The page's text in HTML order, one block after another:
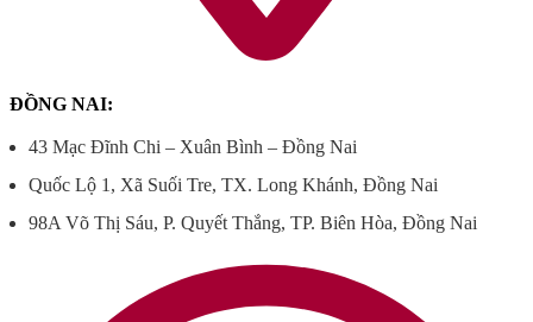
ĐỒNG NAI:
43 Mạc Đĩnh Chi – Xuân Bình – Đồng Nai
Quốc Lộ 1, Xã Suối Tre, TX. Long Khánh, Đồng Nai
98A Võ Thị Sáu, P. Quyết Thắng, TP. Biên Hòa, Đồng Nai